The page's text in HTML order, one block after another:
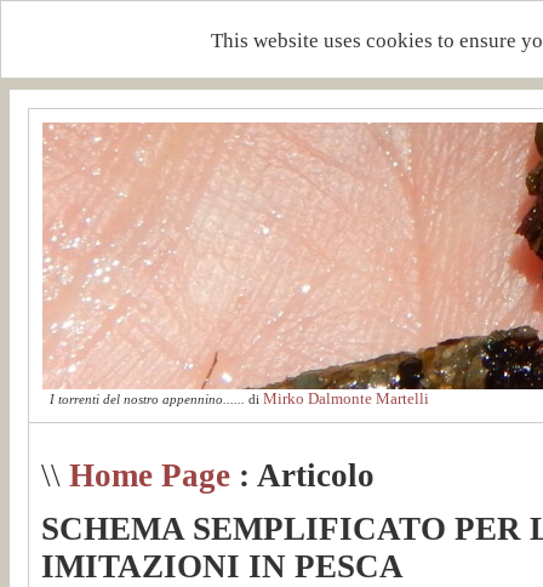
This website uses cookies to ensure
I torrenti del nostro appennino...... di Mirko Dalmonte Martelli
\\ Home Page : Articolo
SCHEMA SEMPLIFICATO PER
IMITAZIONI IN PESCA